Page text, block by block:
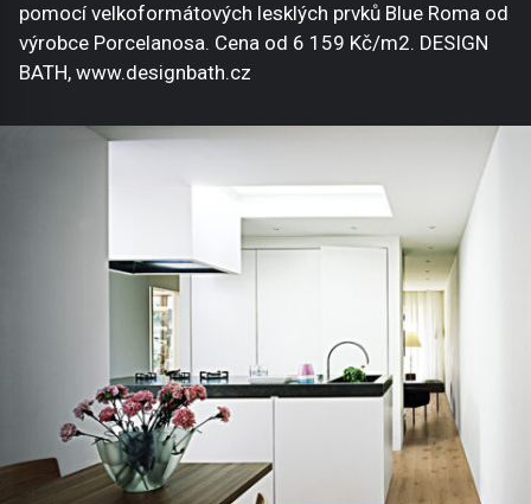
pomocí velkoformátových lesklých prvků Blue Roma od
výrobce Porcelanosa. Cena od 6 159 Kč/m2. DESIGN
BATH, www.designbath.cz